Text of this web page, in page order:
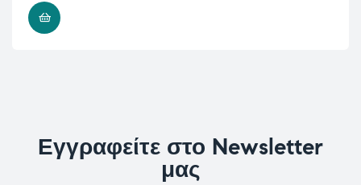
Εγγραφείτε στο Newsletter
μας